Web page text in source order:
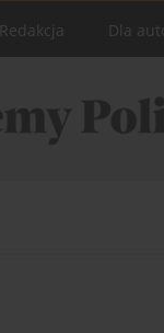
Redakcja Dla